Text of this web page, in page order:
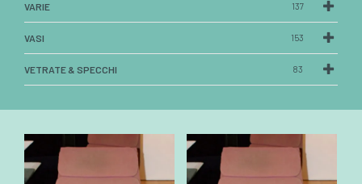
VARIE 137
VASI 153
VETRATE & SPECCHI 83